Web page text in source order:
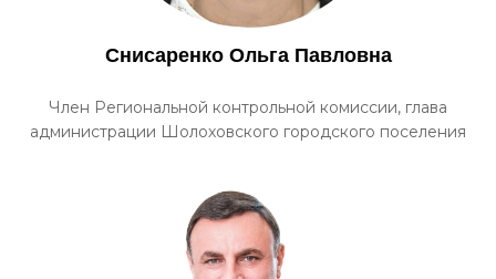
Снисаренко Ольга Павловна
Член Региональной контрольной комиссии, глава
администрации Шолоховского городского поселения